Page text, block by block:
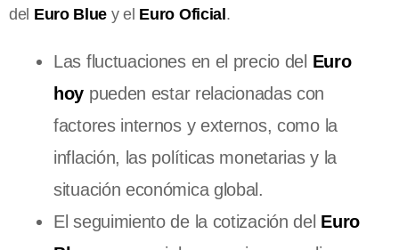
del Euro Blue y el Euro Oficial.
Las fluctuaciones en el precio del Euro
hoy pueden estar relacionadas con
factores internos y externos, como la
inflación, las políticas monetarias y la
situación económica global.
El seguimiento de la cotización del Euro